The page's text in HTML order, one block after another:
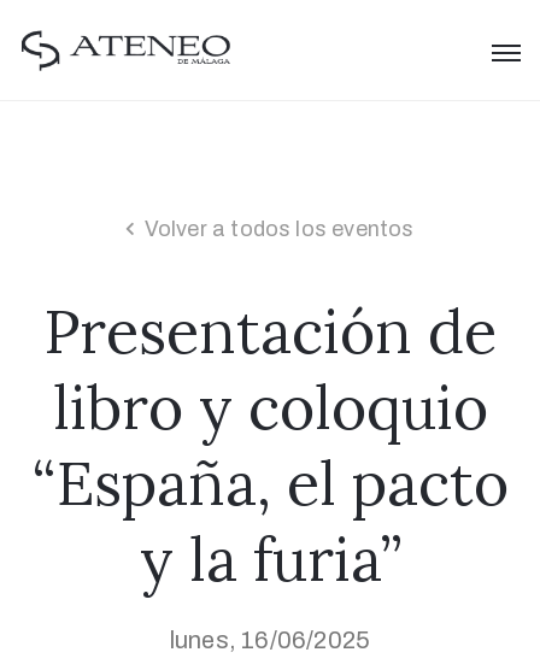
Volver a todos los eventos
Presentación de
libro y coloquio
“España, el pacto
y la furia”
lunes, 16/06/2025